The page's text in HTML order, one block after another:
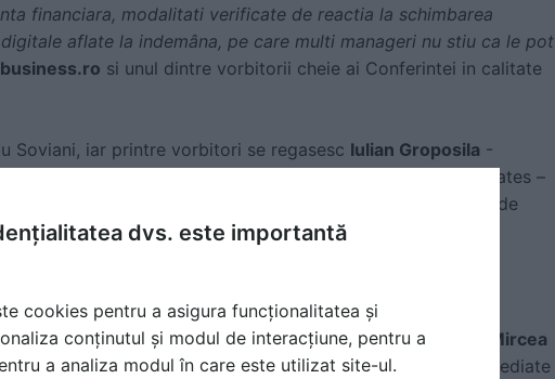
financiara, modalitati verificate de reactia la schimbarea
aflate la indemâna, pe care multi manageri nu stiu ca le pot
si unul dintre vorbitorii cheie ai Conferintei in calitate
Soviani, iar printre vorbitori se regasesc Iulian Groposila -
- Senior Lawyer, Duncea, Stefanescu&Associates –
de management pentru flexibilizarea raporturilor de
Tiriac Asigurari, care va raspunde la intrebarile despre
pentru optimizarea costurilor.
si managementului performant va fi incheiat deRoxana Mircea
va identifica pentru participantii la eveniment solutiile imediate
dvs. este importantă
cookies pentru a asigura funcționalitatea și
conținutul și modul de interacțiune, pentru a
a analiza modul în care este utilizat site-ul.